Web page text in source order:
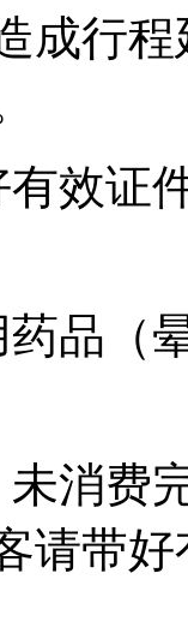
成行
效证
品（
消费
请带